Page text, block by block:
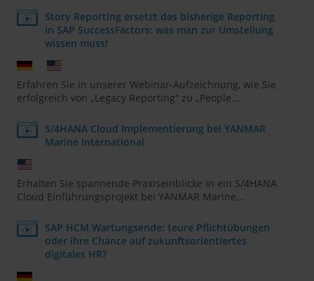
Story Reporting ersetzt das bisherige Reporting
in SAP SuccessFactors: was man zur Umstellung
wissen muss!
Erfahren Sie in unserer Webinar-Aufzeichnung, wie Sie
erfolgreich von „Legacy Reporting“ zu „People...
S/4HANA Cloud Implementierung bei YANMAR
Marine International
Erhalten Sie spannende Praxiseinblicke in ein S/4HANA
Cloud Einführungsprojekt bei YANMAR Marine...
SAP HCM Wartungsende: teure Pflichtübungen
oder ihre Chance auf zukunftsorientiertes
digitales HR?